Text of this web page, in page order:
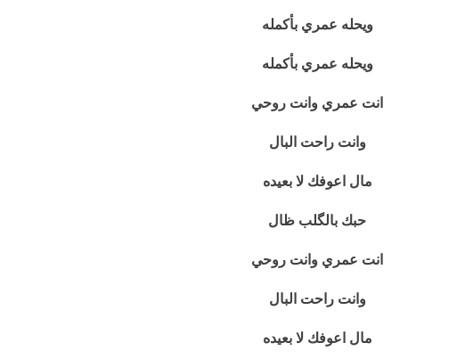
ويحله عمري بأكمله
ويحله عمري بأكمله
انت عمري وانت روحي
وانت راحت البال
مال اعوفك لا بعيده
حبك بالگلب ظال
انت عمري وانت روحي
وانت راحت البال
مال اعوفك لا بعيده